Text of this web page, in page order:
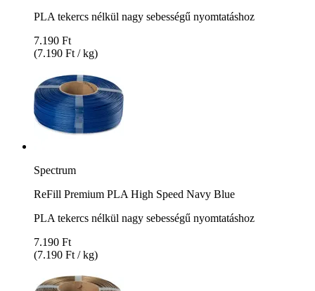
PLA tekercs nélkül nagy sebességű nyomtatáshoz
7.190 Ft
(7.190 Ft / kg)
Spectrum
ReFill Premium PLA High Speed Navy Blue
PLA tekercs nélkül nagy sebességű nyomtatáshoz
7.190 Ft
(7.190 Ft / kg)